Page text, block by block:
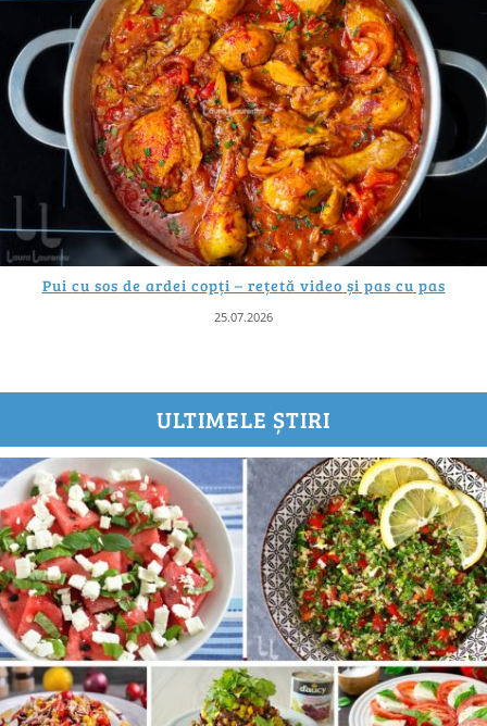
Pui cu sos de ardei copți – rețetă video și pas cu pas
25.07.2026
ULTIMELE ȘTIRI